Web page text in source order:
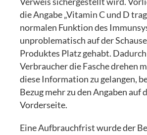
die Angabe „Vitamin C und D
normalen Funktion des
unproblematisch auf der
Produktes Platz gehabt.
Verbraucher die Fasche drehen
diese Information zu gelangen,
Bezug mehr zu den Angaben auf
Vorderseite.
Eine Aufbrauchfrist wurde der